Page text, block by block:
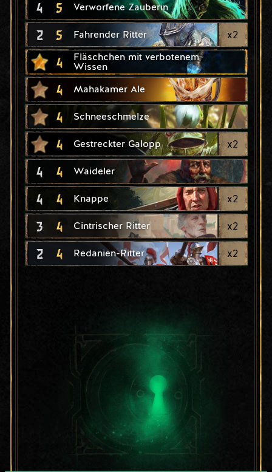
4 5 Verworfene Zauberin
2 5 Fahrender Ritter x2
4
Fläschchen mit verbotenem
Wissen
4 Mahakamer Ale
4 Schneeschmelze
4 Gestreckter Galopp x2
4 4 Waideler
4 4 Knappe x2
3 4 Cintrischer Ritter x2
2 4 Redanien-Ritter x2